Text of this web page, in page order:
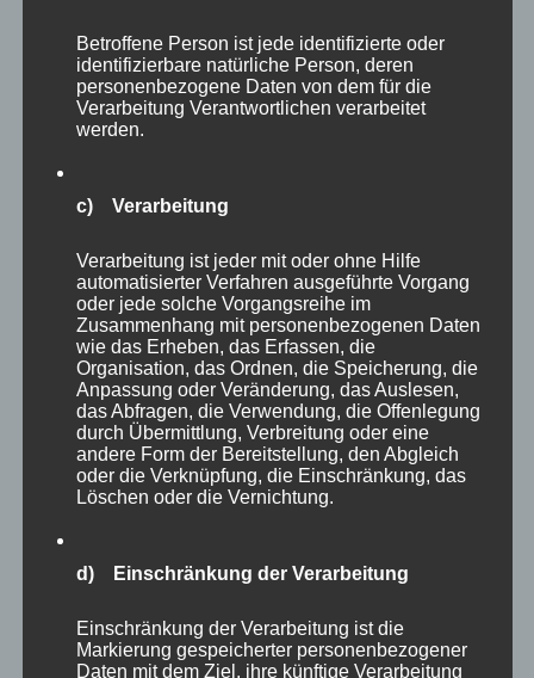
Einen ganzen Abschnitt des Parkes widmet
man in Eekholt den verschiedenen Eulenarten,
die man in ihren Volieren anschauen kann. Egal
ob Bartkauz, Schneeeule oder welche Eulenart
auch immer, die Tiere gehören zweifellos zu
nachts und fliegen lautlos – kleine (oder
große?) Meisterwerke der Natur!
Betroffene Person ist jede identifizierte oder
identifizierbare natürliche Person, deren
personenbezogene Daten von dem für die
Verarbeitung Verantwortlichen verarbeitet
werden.
c) Verarbeitung
Verarbeitung ist jeder mit oder ohne Hilfe
automatisierter Verfahren ausgeführte Vorgang
oder jede solche Vorgangsreihe im
Zusammenhang mit personenbezogenen Daten
wie das Erheben, das Erfassen, die
Organisation, das Ordnen, die Speicherung, die
Anpassung oder Veränderung, das Auslesen,
das Abfragen, die Verwendung, die Offenlegung
durch Übermittlung, Verbreitung oder eine
andere Form der Bereitstellung, den Abgleich
oder die Verknüpfung, die Einschränkung, das
Löschen oder die Vernichtung.
d) Einschränkung der Verarbeitung
Einschränkung der Verarbeitung ist die
Markierung gespeicherter personenbezogener
Daten mit dem Ziel, ihre künftige Verarbeitung